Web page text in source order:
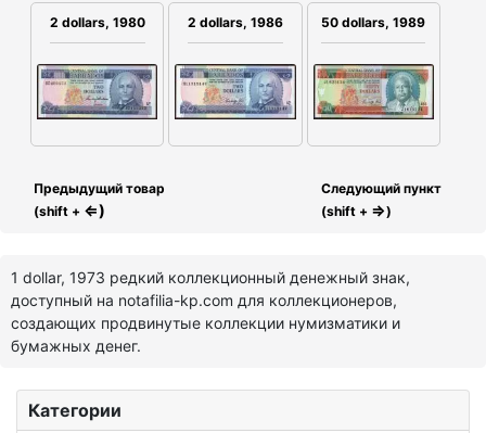
Категории
2 dollars, 1980 2 dollars, 1986 50 dollars, 1989
Предыдущий товар
(shift + ⇐)
Следующий пункт
(shift + ⇒)
1 dollar, 1973 редкий коллекционный денежный знак,
доступный на notafilia-kp.com для коллекционеров,
создающих продвинутые коллекции нумизматики и
бумажных денег.